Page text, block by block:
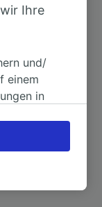
geben als
Ihre
und/
einem
in